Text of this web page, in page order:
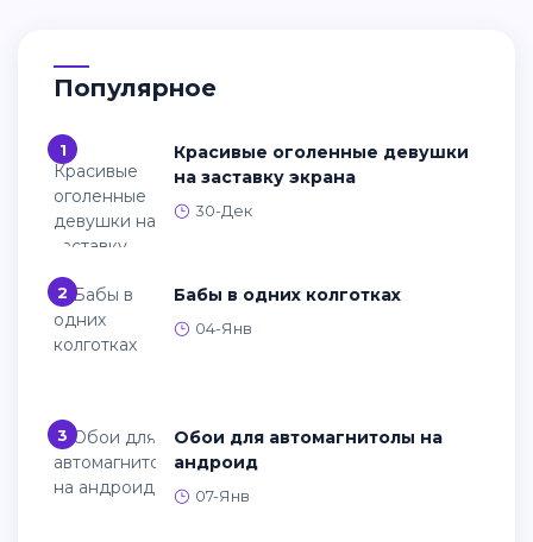
Популярное
1
Красивые оголенные девушки
на заставку экрана
30-Дек
2 Бабы в одних колготках
04-Янв
3
Обои для автомагнитолы на
андроид
07-Янв